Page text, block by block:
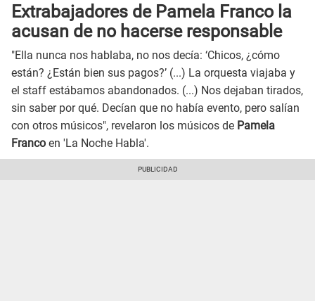
Extrabajadores de Pamela Franco la
acusan de no hacerse responsable
"Ella nunca nos hablaba, no nos decía: ‘Chicos, ¿cómo
están? ¿Están bien sus pagos?’ (...) La orquesta viajaba y
el staff estábamos abandonados. (...) Nos dejaban tirados,
sin saber por qué. Decían que no había evento, pero salían
con otros músicos", revelaron los músicos de Pamela
Franco en 'La Noche Habla'.